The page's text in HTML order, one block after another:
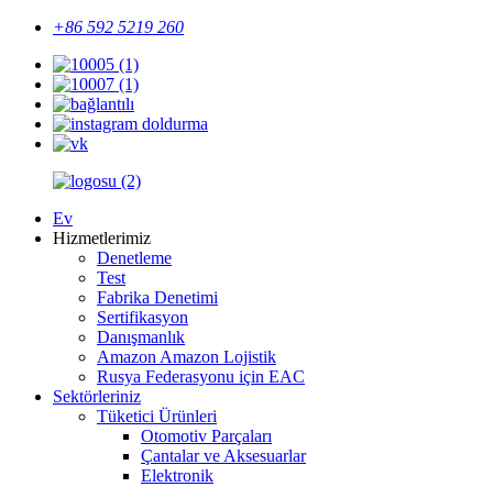
+86 592 5219 260
Ev
Hizmetlerimiz
Denetleme
Test
Fabrika Denetimi
Sertifikasyon
Danışmanlık
Amazon Amazon Lojistik
Rusya Federasyonu için EAC
Sektörleriniz
Tüketici Ürünleri
Otomotiv Parçaları
Çantalar ve Aksesuarlar
Elektronik